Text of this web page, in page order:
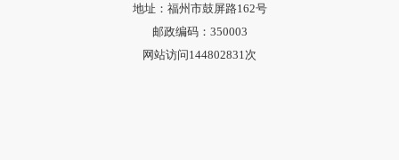
地址：福州市鼓屏路162号
邮政编码：350003
网站访问144802831次